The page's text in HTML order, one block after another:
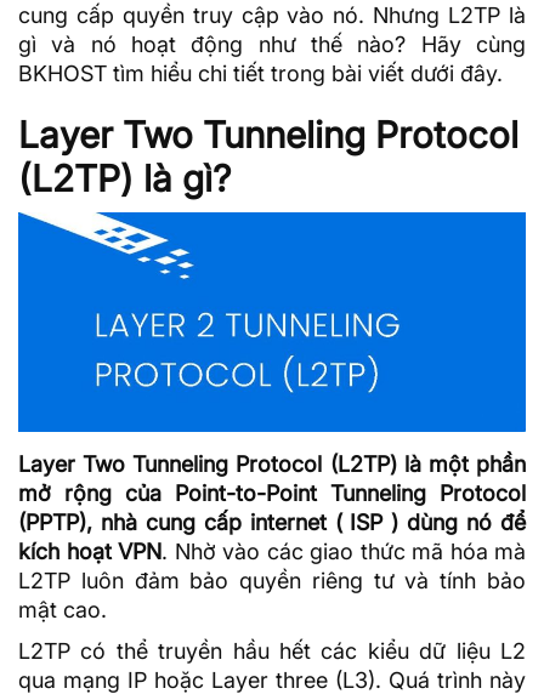
cung cấp quyền truy cập vào nó. Nhưng L2TP là
gì và nó hoạt động như thế nào? Hãy cùng
BKHOST tìm hiểu chi tiết trong bài viết dưới đây.
Layer Two Tunneling Protocol
(L2TP) là gì?
Layer Two Tunneling Protocol (L2TP) là một phần
mở rộng của Point-to-Point Tunneling Protocol
(PPTP), nhà cung cấp internet ( ISP ) dùng nó để
kích hoạt VPN. Nhờ vào các giao thức mã hóa mà
L2TP luôn đảm bảo quyền riêng tư và tính bảo
mật cao.
L2TP có thể truyền hầu hết các kiểudữ liệuL2
qua mạng IP hoặc Layer three (L3). Quá trình này